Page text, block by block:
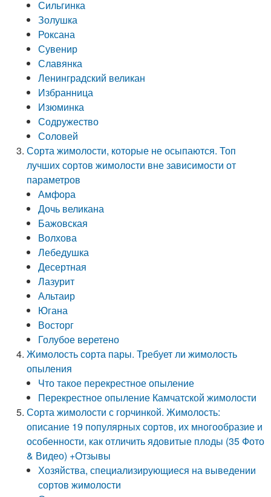
Сильгинка
Золушка
Роксана
Сувенир
Славянка
Ленинградский великан
Избранница
Изюминка
Содружество
Соловей
Сорта жимолости, которые не осыпаются. Топ
лучших сортов жимолости вне зависимости от
параметров
Амфора
Дочь великана
Бажовская
Волхова
Лебедушка
Десертная
Лазурит
Альтаир
Югана
Восторг
Голубое веретено
Жимолость сорта пары. Требует ли жимолость
опыления
Что такое перекрестное опыление
Перекрестное опыление Камчатской жимолости
Сорта жимолости с горчинкой. Жимолость:
описание 19 популярных сортов, их многообразие и
особенности, как отличить ядовитые плоды (35 Фото
& Видео) +Отзывы
Хозяйства, специализирующиеся на выведении
сортов жимолости